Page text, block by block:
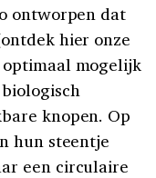
ontworpen dat
hier onze
mogelijk
knopen. Op
hun steentje
een circulaire